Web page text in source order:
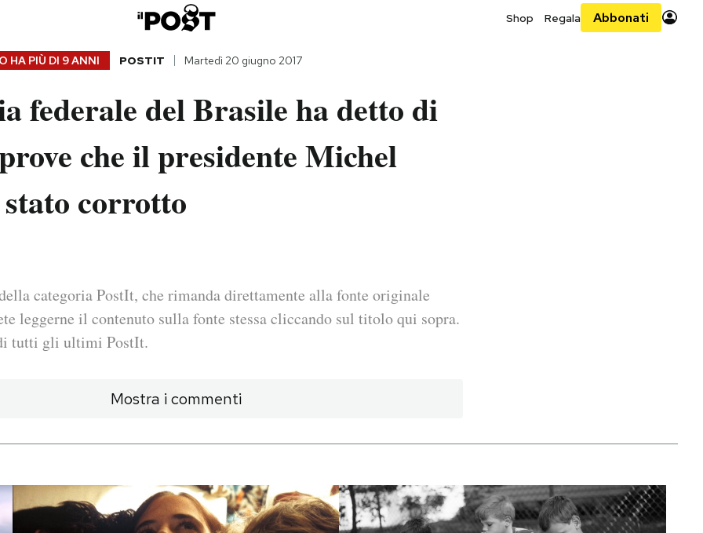
Shop Regala Abbonati
HA PIÙ DI 9 ANNI POSTIT Martedì 20 giugno 2017
federale del Brasile ha detto di
che il presidente Michel
corrotto
categoria PostIt, che rimanda direttamente alla fonte originale
leggerne il contenuto sulla fonte stessa cliccando sul titolo qui sopra.
tutti gli ultimi PostIt.
Mostra i commenti